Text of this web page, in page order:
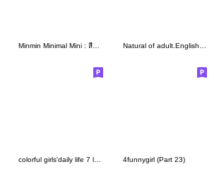
colorful girls'daily life 7 l&h 4funnygirl (Part 23)